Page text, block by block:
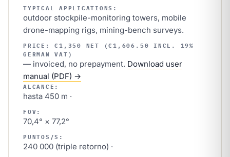
TYPICAL APPLICATIONS:
outdoor stockpile-monitoring towers, mobile
drone-mapping rigs, mining-bench surveys.
PRICE: €1,350 NET (€1,606.50 INCL. 19%
GERMAN VAT)
— invoiced, no prepayment. Download user
manual (PDF) →
ALCANCE:
hasta 450 m ·
FOV:
70,4° × 77,2°
PUNTOS/S:
240 000 (triple retorno) ·